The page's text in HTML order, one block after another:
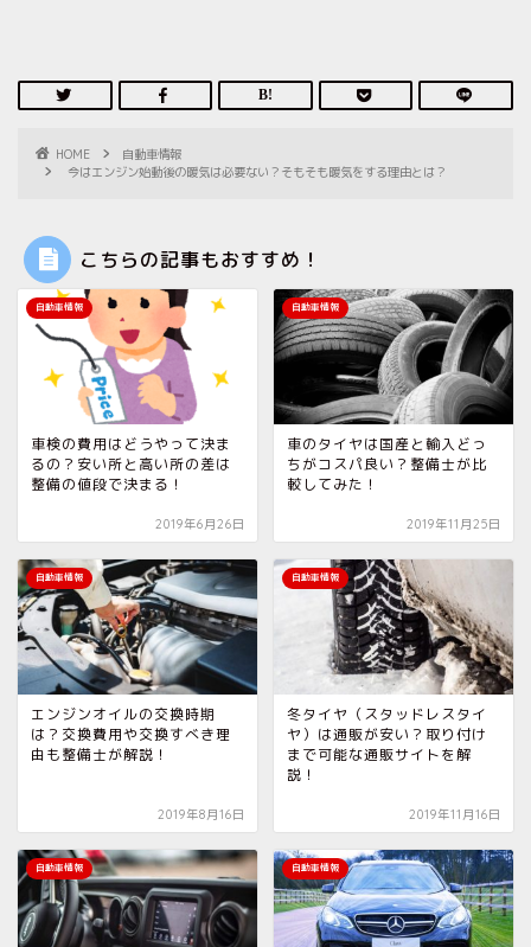
HOME
自動車情報
今はエンジン始動後の暖気は必要ない？そもそも暖気をする理由とは？
こちらの記事もおすすめ！
自動車情報
車検の費用はどうやって決ま
るの？安い所と高い所の差は
整備の値段で決まる！
2019年6月26日
自動車情報
車のタイヤは国産と輸入どっ
ちがコスパ良い？整備士が比
較してみた！
2019年11月25日
自動車情報
エンジンオイルの交換時期
は？交換費用や交換すべき理
由も整備士が解説！
2019年8月16日
自動車情報
冬タイヤ（スタッドレスタイ
ヤ）は通販が安い？取り付け
まで可能な通販サイトを解
説！
2019年11月16日
自動車情報 自動車情報